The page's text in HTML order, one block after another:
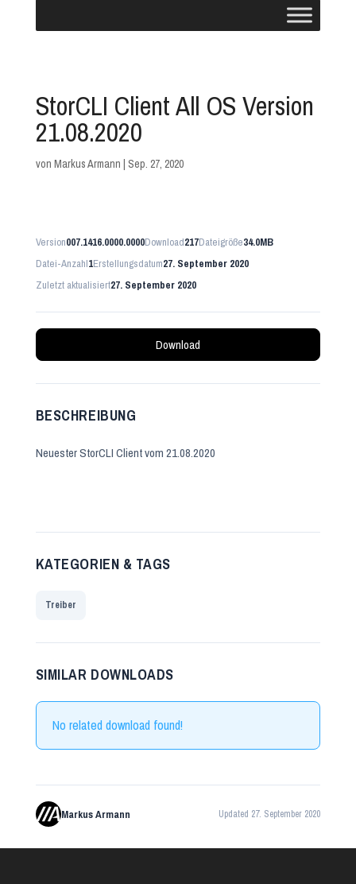
StorCLI Client All OS Version
21.08.2020
von Markus Armann | Sep. 27, 2020
Version007.1416.0000.0000Download217Dateigröße34.0MB
Datei-Anzahl1Erstellungsdatum27. September 2020
Zuletzt aktualisiert27. September 2020
Download
BESCHREIBUNG
Neuester StorCLI Client vom 21.08.2020
KATEGORIEN & TAGS
Treiber
SIMILAR DOWNLOADS
No related download found!
Markus Armann Updated 27. September 2020